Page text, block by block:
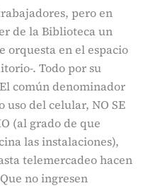
pero en
de la Biblioteca un
orquesta en el espacio
. Todo por su
común denominador
del celular, NO SE
(al grado de que
las instalaciones),
telemercadeo hacen
no ingresen